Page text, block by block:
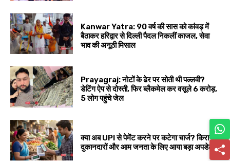
Kanwar Yatra: 90 वर्ष की सास को कांवड़ में
बैठाकर हरिद्वार से दिल्ली पैदल निकलीं काजल, सेवा
भाव की अनूठी मिसाल
Prayagraj: नोटों के ढेर पर सोती थी पल्लवी?
डेटिंग ऐप से दोस्ती, फिर ब्लैकमेल कर वसूले ₹6 करोड़,
5 लोग पहुंचे जेल
क्या अब UPI से पेमेंट करने पर कटेगा चार्ज? किराना
दुकानदारों और आम जनता के लिए आया बड़ा अपडेट